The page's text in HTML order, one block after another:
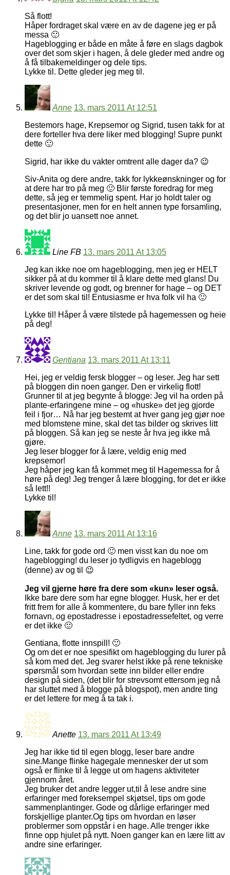
Så flott!
Håper fordraget skal være en av de dagene jeg er på
messa 🙂
Hageblogging er både en måte å føre en slags dagbok
over det som skjer i hagen, å dele gleder med andre og
å få tilbakemeldinger og dele tips.
Lykke til. Dette gleder jeg meg til.
Anne 13. mars 2011 At 12:51
Bestemors hage, Krepsemor og Sigrid, tusen takk for at
dere forteller hva dere liker med blogging! Supre punkt
dette 🙂
Sigrid, har ikke du vakter omtrent alle dager da? 😉
Siv-Anita og dere andre, takk for lykkeønskninger og for
at dere har tro på meg 🙂 Blir første foredrag for meg
dette, så jeg er temmelig spent. Har jo holdt taler og
presentasjoner, men for en helt annen type forsamling,
og det blir jo uansett noe annet.
Line FB 13. mars 2011 At 13:05
Jeg kan ikke noe om hageblogging, men jeg er HELT
sikker på at du kommer til å klare dette med glans! Du
skriver levende og godt, og brenner for hage – og DET
er det som skal til! Entusiasme er hva folk vil ha 🙂
Lykke til! Håper å være tilstede på hagemessen og heie
på deg!
Gentiana 13. mars 2011 At 13:11
Hei, jeg er veldig fersk blogger – og leser. Jeg har sett
på bloggen din noen ganger. Den er virkelig flott!
Grunner til at jeg begynte å blogge: Jeg vil ha orden på
plante-erfaringene mine – og «huske» det jeg gjorde
feil i fjor… Nå har jeg bestemt at hver gang jeg gjør noe
med blomstene mine, skal det tas bilder og skrives litt
på bloggen. Så kan jeg se neste år hva jeg ikke må
gjøre.
Jeg leser blogger for å lære, veldig enig med
krepsemor!
Jeg håper jeg kan få kommet meg til Hagemessa for å
høre på deg! Jeg trenger å lære blogging, for det er ikke
så lett!!
Lykke til!
Anne 13. mars 2011 At 13:16
Line, takk for gode ord 🙂 men visst kan du noe om
hageblogging! du leser jo tydligvis en hageblogg
(denne) av og til 😉
Jeg vil gjerne høre fra dere som «kun» leser også.
Ikke bare dere som har egne blogger. Husk, her er det
fritt frem for alle å kommentere, du bare fyller inn feks
fornavn, og epostadresse i epostadressefeltet, og verre
er det ikke 🙂
Gentiana, flotte innspill! 🙂
Og om det er noe spesifikt om hageblogging du lurer på
så kom med det. Jeg svarer helst ikke på rene tekniske
spørsmål som hvordan sette inn bilder eller endre
design på siden, (det blir for strevsomt ettersom jeg nå
har sluttet med å blogge på blogspot), men andre ting
er det lettere for meg å ta tak i.
Anette 13. mars 2011 At 13:49
Jeg har ikke tid til egen blogg, leser bare andre
sine.Mange flinke hagegale mennesker der ut som
også er flinke til å legge ut om hagens aktiviteter
gjennom året.
Jeg bruker det andre legger ut,til å lese andre sine
erfaringer med foreksempel skjøtsel, tips om gode
sammenplantinger. Gode og dårlige erfaringer med
forskjellige planter.Og tips om hvordan en løser
problermer som oppstår i en hage. Alle trenger ikke
finne opp hjulet på nytt. Noen ganger kan en lære litt av
andre sine erfaringer.